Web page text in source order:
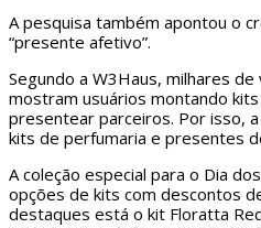
A pesquisa também apontou o
“presente afetivo”.
Segundo a W3Haus, milhares
mostram usuários montando
presentear parceiros. Por isso,
kits de perfumaria e presentes
A coleção especial para o Dia
opções de kits com descontos
destaques está o kit Floratta